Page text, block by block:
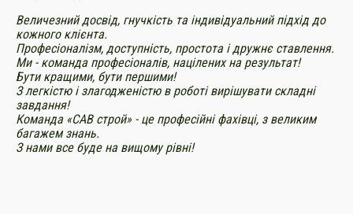
Величезний досвід, гнучкість та індивідуальний підхід до
кожного клієнта.
Професіоналізм, доступність, простота і дружнє ставлення.
Ми - команда професіоналів, націлених на результат!
Бути кращими, бути першими!
З легкістю і злагодженістю в роботі вирішувати складні
завдання!
Команда «САВ строй» - це професійні фахівці, з великим
багажем знань.
З нами все буде на вищому рівні!